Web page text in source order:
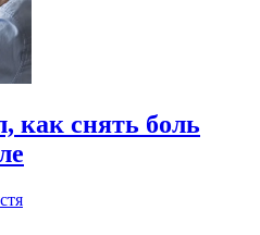
как снять боль